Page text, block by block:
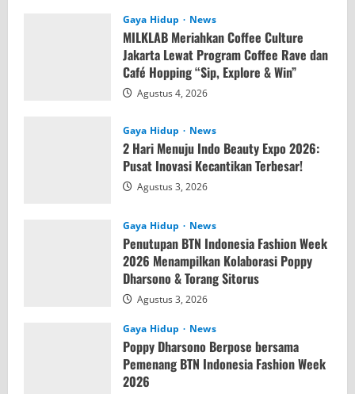
Gaya Hidup News
MILKLAB Meriahkan Coffee Culture
Jakarta Lewat Program Coffee Rave dan
Café Hopping “Sip, Explore & Win”
Agustus 4, 2026
Gaya Hidup News
2 Hari Menuju Indo Beauty Expo 2026:
Pusat Inovasi Kecantikan Terbesar!
Agustus 3, 2026
Gaya Hidup News
Penutupan BTN Indonesia Fashion Week
2026 Menampilkan Kolaborasi Poppy
Dharsono & Torang Sitorus
Agustus 3, 2026
Gaya Hidup News
Poppy Dharsono Berpose bersama
Pemenang BTN Indonesia Fashion Week
2026